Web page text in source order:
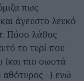
πως
άγευστο λευκό
Πόσο λάθος
το τυρί που
(και πιο σωστά
αθότυρος –) ενώ